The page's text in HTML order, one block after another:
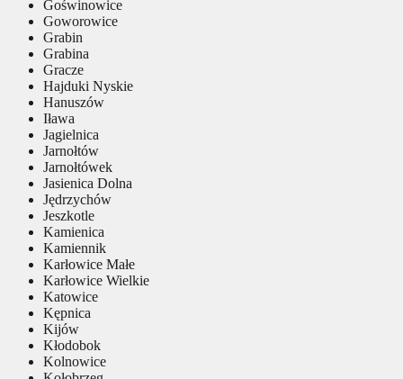
Goświnowice
Goworowice
Grabin
Grabina
Gracze
Hajduki Nyskie
Hanuszów
Iława
Jagielnica
Jarnołtów
Jarnołtówek
Jasienica Dolna
Jędrzychów
Jeszkotle
Kamienica
Kamiennik
Karłowice Małe
Karłowice Wielkie
Katowice
Kępnica
Kijów
Kłodobok
Kolnowice